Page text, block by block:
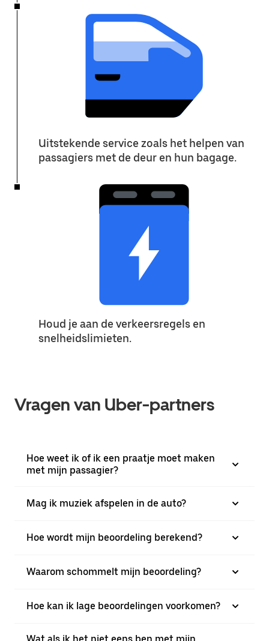
Uitstekende service zoals het helpen van
passagiers met de deur en hun bagage.
Houd je aan de verkeersregels en
snelheidslimieten.
Vragen van Uber-partners
Hoe weet ik of ik een praatje moet maken
met mijn passagier?
Mag ik muziek afspelen in de auto?
Hoe wordt mijn beoordeling berekend?
Waarom schommelt mijn beoordeling?
Hoe kan ik lage beoordelingen voorkomen?